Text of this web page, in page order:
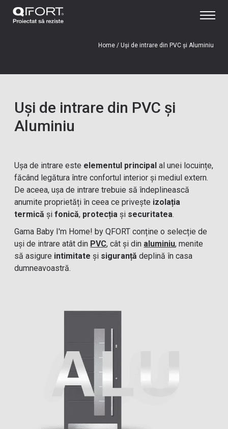
Home/ Uși de intrare din PVC și Aluminiu
Uși de intrare din PVC și
Aluminiu
Ușa de intrare este elementul principal al unei locuințe,
făcând legătura între confortul interior și mediul extern.
De aceea, ușa de intrare trebuie să îndeplinească
anumite proprietăți în ceea ce privește izolația
termică șifonică, protecția și securitatea.
Gama Baby I'm Home! by QFORT conține o selecție de
uși de intrare atât din PVC, cât și din aluminiu, menite
să asigure intimitate și siguranță deplină în casa
dumneavoastră.